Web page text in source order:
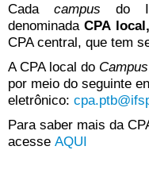
Cadacampusdo
denominadaCPA local,
CPA central, que tem
A CPA local do Campus
por meio do seguinte
eletrônico:
Para saber mais da
acesse AQUI